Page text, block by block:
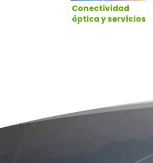
Conectividad
óptica y servicios